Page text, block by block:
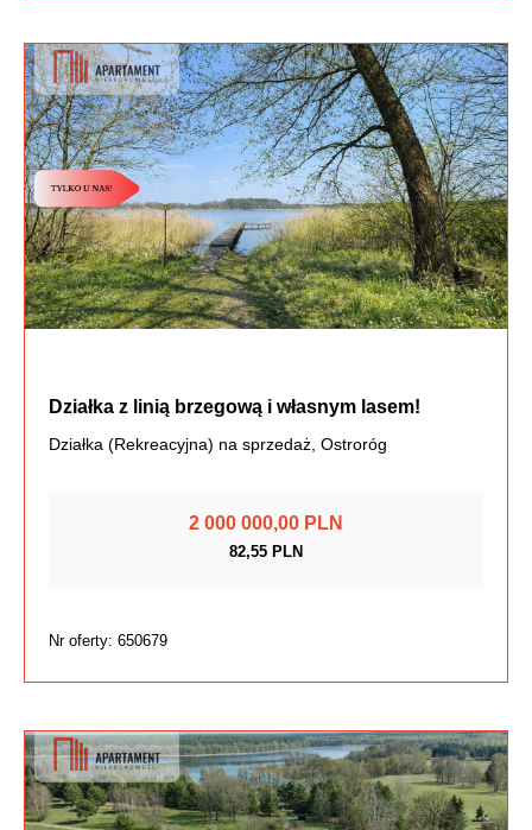
Działka z linią brzegową i własnym lasem!
Działka (Rekreacyjna) na sprzedaż, Ostroróg
2 000 000,00 PLN
82,55 PLN
Nr oferty: 650679